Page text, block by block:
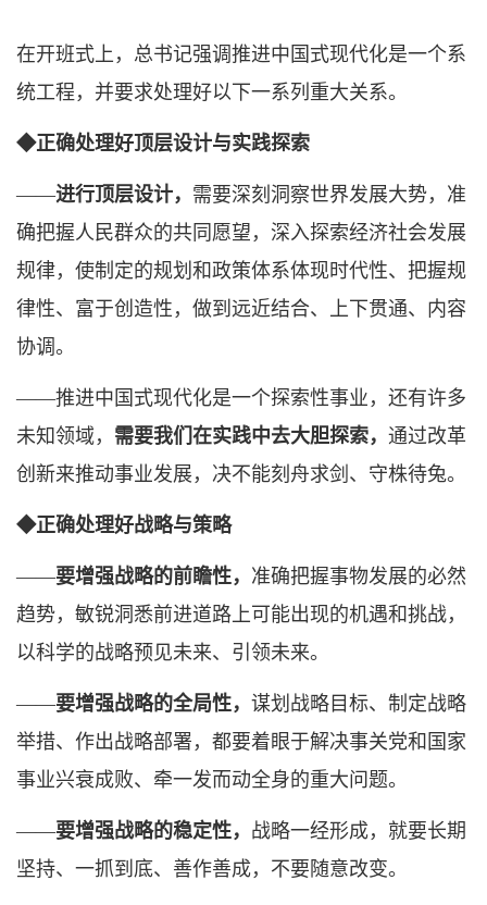
在开班式上，总书记强调推进中国式现代化是一个系
统工程，并要求处理好以下一系列重大关系。
◆正确处理好顶层设计与实践探索
——进行顶层设计， 需要深刻洞察世界发展大势，准
确把握人民群众的共同愿望，深入探索经济社会发展
规律，使制定的规划和政策体系体现时代性、把握规
律性、富于创造性，做到远近结合、上下贯通、内容
协调。
——推进中国式现代化是一个探索性事业，还有许多
未知领域， 需要我们在实践中去大胆探索， 通过改革
创新来推动事业发展，决不能刻舟求剑、守株待兔。
◆正确处理好战略与策略
——要增强战略的前瞻性， 准确把握事物发展的必然
趋势，敏锐洞悉前进道路上可能出现的机遇和挑战，
以科学的战略预见未来、引领未来。
——要增强战略的全局性， 谋划战略目标、制定战略
举措、作出战略部署，都要着眼于解决事关党和国家
事业兴衰成败、牵一发而动全身的重大问题。
——要增强战略的稳定性， 战略一经形成，就要长期
坚持、一抓到底、善作善成，不要随意改变。